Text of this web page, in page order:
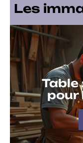
Les
Table
pour